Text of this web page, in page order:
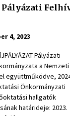
Pályázati
4, 2023
Pályázati
a Nemzeti
együttműködve,
Önkormányzati
hallgatók
határideje: 2023.